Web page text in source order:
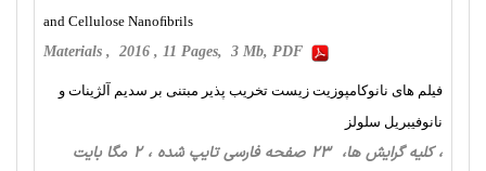
and Cellulose Nanoﬁbrils
Materials , 2016 , 11 Pages, 3 Mb, PDF
فیلم های نانوکامپوزیت زیست تخریب پذیر مبتنی بر سدیم آلژینات و
نانوفیبریل سلولز
، کلیه گرایش ها، 23 صفحه فارسی تایپ شده ، 2 مگا بایت